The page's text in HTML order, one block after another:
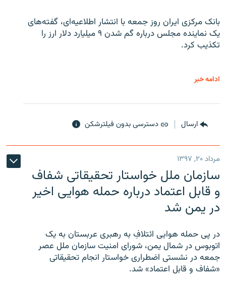
بانک مرکزی ایران روز جمعه با انتشار اطلاعیه‌ای، گفته‌های
یک نماینده مجلس درباره گم شدن ۹ میلیارد دلار ارز را
تکذیب کرد.
ادامه خبر
ارسال دسترسی بدون فیلترشکن
مرداد ۲۰, ۱۳۹۷
سازمان ملل خواستار تحقیقاتی شفاف
و قابل اعتماد درباره حمله هوایی اخیر
در یمن شد
در پی حمله هوایی ائتلافِ به رهبری عربستان به یک
اتوبوس در شمال یمن، شورای امنیت سازمان ملل عصر
جمعه در نشستی اضطراری خواستار انجام تحقیقاتی
«شفاف و قابل اعتماد» شد.